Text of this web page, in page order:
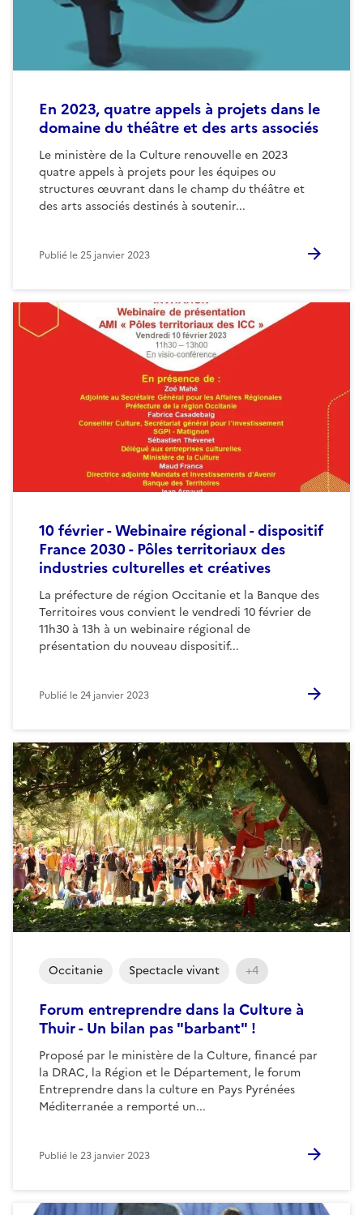
En 2023, quatre appels à projets dans le
domaine du théâtre et des arts associés
Le ministère de la Culture renouvelle en 2023
quatre appels à projets pour les équipes ou
structures œuvrant dans le champ du théâtre et
des arts associés destinés à soutenir...
Publié le25 janvier 2023
10 février - Webinaire régional - dispositif
France 2030 - Pôles territoriaux des
industries culturelles et créatives
La préfecture de région Occitanie et la Banque des
Territoires vous convient le vendredi 10 février de
11h30 à 13h à un webinaire régional de
présentation du nouveau dispositif...
Publié le24 janvier 2023
Forum entreprendre dans la Culture à
Thuir - Un bilan pas "barbant" !
Proposé par le ministère de la Culture, financé par
la DRAC, la Région et le Département, le forum
Entreprendre dans la culture en Pays Pyrénées
Méditerranée a remporté un...
Occitanie Spectacle vivant +4
Publié le23 janvier 2023